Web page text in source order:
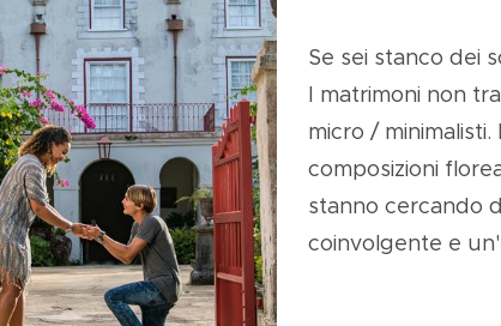
Se sei stanco dei
I matrimoni non
micro /
composizioni
stanno cercando
coinvolgente e